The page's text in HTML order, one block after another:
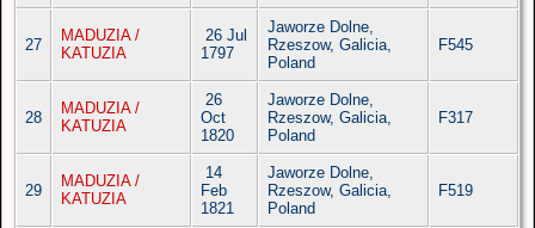
27
MADUZIA /
KATUZIA
26 Jul
1797
Jaworze Dolne,
Rzeszow, Galicia,
Poland
F545
28
MADUZIA /
KATUZIA
26
Oct
1820
Jaworze Dolne,
Rzeszow, Galicia,
Poland
F317
29
MADUZIA /
KATUZIA
14
Feb
1821
Jaworze Dolne,
Rzeszow, Galicia,
Poland
F519